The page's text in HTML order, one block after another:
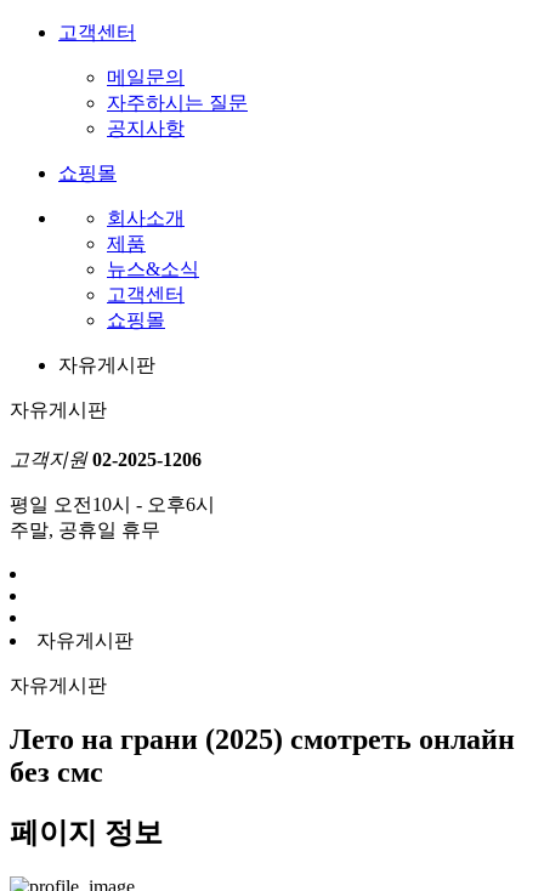
고객센터
메일문의
자주하시는 질문
공지사항
쇼핑몰
회사소개
제품
뉴스&소식
고객센터
쇼핑몰
자유게시판
자유게시판
고객지원 02-2025-1206
평일 오전10시 - 오후6시
주말, 공휴일 휴무
자유게시판
자유게시판
Лето на грани (2025) смотреть онлайн
без смс
페이지 정보